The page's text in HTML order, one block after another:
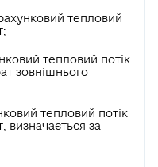
тепловий
тепловий потік
зовнішнього
тепловий потік
визначається за